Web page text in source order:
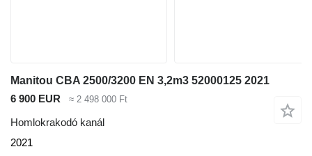
Manitou CBA 2500/3200 EN 3,2m3 52000125 2021
6 900 EUR
≈ 2 498 000 Ft
Homlokrakodó kanál
2021